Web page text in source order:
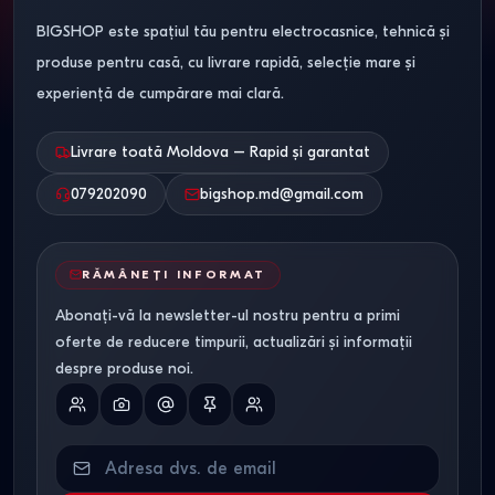
Cum alegi mașina de spălat
potrivită
Pentru apartamente mici
Dacă spațiul este limitat, alegeți modele înguste cu
adâncime de aproximativ 45 cm sau mașini de spălat cu
încărcare verticală. Acestea se integrează ușor în băi mici
și nu necesită instalări complicate.
Pentru familii
Pentru spălări regulate sunt recomandate mașinile cu
capacitate de minimum 8 kg, viteză mare de centrifugare
spălare rapidă și haine pentru copii.
BIGSHOP este spațiul tău pentru electrocasnice, tehnică și
produse pentru casă, cu livrare rapidă, selecție mare și
experiență de cumpărare mai clară.
Livrare toată Moldova – Rapid și garantat
079202090 bigshop.md@gmail.com
RĂMÂNEȚI INFORMAT
Abonați-vă la newsletter-ul nostru pentru a primi
oferte de reducere timpurii, actualizări și informații
despre produse noi.